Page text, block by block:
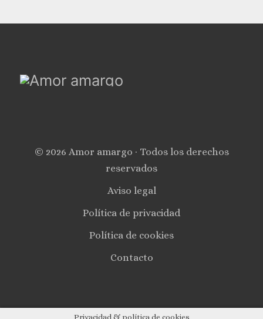
© 2026 Amor amargo · Todos los derechos
reservados
Aviso legal
Política de privacidad
Política de cookies
Contacto
Privacidad & política de cookies